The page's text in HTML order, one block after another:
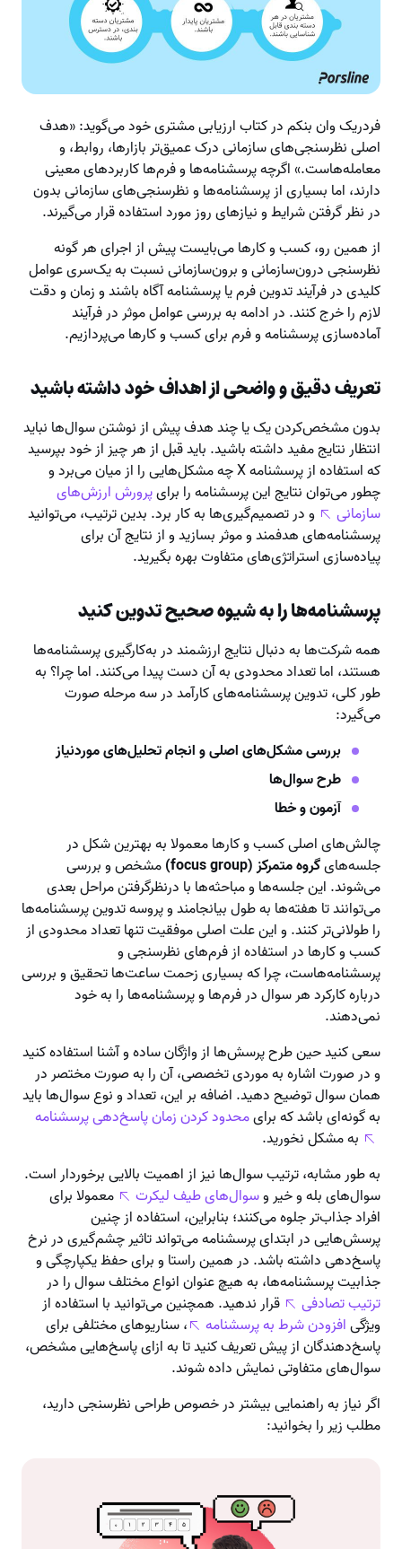
فردریک وان بنکم در کتاب ارزیابی مشتری خود می‌گوید: «هدف
اصلی نظرسنجی‌های سازمانی درک عمیق‌تر بازارها، روابط، و
معامله‌هاست.» اگرچه پرسشنامه‌ها و فرم‌ها کاربردهای معینی
دارند، اما بسیاری از پرسشنامه‌ها و نظرسنجی‌های سازمانی بدون
در نظر گرفتن شرایط و نیازهای روز مورد استفاده قرار می‌گیرند.
از همین رو، کسب و کارها می‌بایست پیش از اجرای هر گونه
نظرسنجی درون‌سازمانی و برون‌سازمانی نسبت به یک‌سری عوامل
کلیدی در فرآیند تدوین فرم یا پرسشنامه آگاه باشند و زمان و دقت
لازم را خرج کنند. در ادامه به بررسی عوامل موثر در فرآیند
آماده‌سازی پرسشنامه و فرم برای کسب و کارها می‌پردازیم.
تعریف دقیق و واضحی از اهداف خود داشته باشید
بدون مشخص‌کردن یک یا چند هدف پیش از نوشتن سوال‌ها نباید
انتظار نتایج مفید داشته باشید. باید قبل از هر چیز از خود بپرسید
که استفاده از پرسشنامه X چه مشکل‌هایی را از میان می‌برد و
چطور می‌توان نتایج این پرسشنامه را برایپرورش ارزش‌های
سازمانی
و در تصمیم‌گیری‌ها به کار برد. بدین ترتیب، می‌توانید
پرسشنامه‌‌های هدفمند و موثر بسازید و از نتایج آن برای
پیاده‌سازی استراتژی‌های متفاوت بهره بگیرید.
پرسشنامه‌ها را به شیوه صحیح تدوین کنید
همه شرکت‌ها به دنبال نتایج ارزشمند در به‌کارگیری پرسشنامه‌ها
هستند، اما تعداد محدودی به آن دست پیدا می‌کنند. اما چرا؟ به
طور کلی، تدوین پرسشنامه‌های کارآمد در سه مرحله صورت
می‌گیرد:
بررسی مشکل‌های اصلی و انجام تحلیل‌های موردنیاز
طرح سوال‌ها
آزمون و خطا
چالش‌های اصلی کسب و کارها معمولا به بهترین شکل در
جلسه‌هایگروه متمرکز (focus group)
مشخص و بررسی
می‌شوند. این جلسه‌ها و مباحثه‌ها با درنظرگرفتن مراحل بعدی
می‌توانند تا هفته‌ها به طول بیانجامند و پروسه تدوین پرسشنامه‌ها
را طولانی‌تر کنند. و این علت اصلی موفقیت تنها تعداد محدودی از
کسب و کارها در استفاده از فرم‌های نظرسنجی و
پرسشنامه‌هاست، چرا که بسیاری زحمت ساعت‌ها تحقیق و بررسی
درباره کارکرد هر سوال در فرم‌ها و پرسشنامه‌ها را به خود
نمی‌دهند.
سعی کنید حین طرح پرسش‌ها از واژگان ساده و آشنا استفاده کنید
و در صورت اشاره به موردی تخصصی، آن را به صورت مختصر در
همان سوال توضیح دهید. اضافه بر این، تعداد و نوع سوال‌ها باید
به گونه‌ای باشد که برایمحدود کردن زمان پاسخ‌دهی پرسشنامه
به مشکل نخورید.
به طور مشابه، ترتیب سوال‌ها نیز از اهمیت بالایی برخوردار است.
سوال‌های بله و خیر وسوال‌های طیف لیکرت
معمولا برای
افراد جذاب‌تر جلوه می‌کنند؛ بنابراین، استفاده از چنین
پرسش‌هایی در ابتدای پرسشنامه می‌تواند تاثیر چشم‌گیری در نرخ
پاسخ‌دهی داشته باشد. در همین راستا و برای حفظ یکپارچگی و
جذابیت پرسشنامه‌ها، به هیچ عنوان انواع مختلف سوال را در
ترتیب تصادفی
قرار ندهید. همچنین می‌توانید با استفاده از
ویژگیافزودن شرط به پرسشنامه
، سناریوهای مختلفی برای
پاسخ‌دهندگان از پیش تعریف کنید تا به ازای پاسخ‌هایی مشخص،
سوال‌های متفاوتی نمایش داده شوند.
اگر نیاز به راهنمایی بیشتر در خصوص طراحی نظرسنجی دارید،
مطلب زیر را بخوانید: